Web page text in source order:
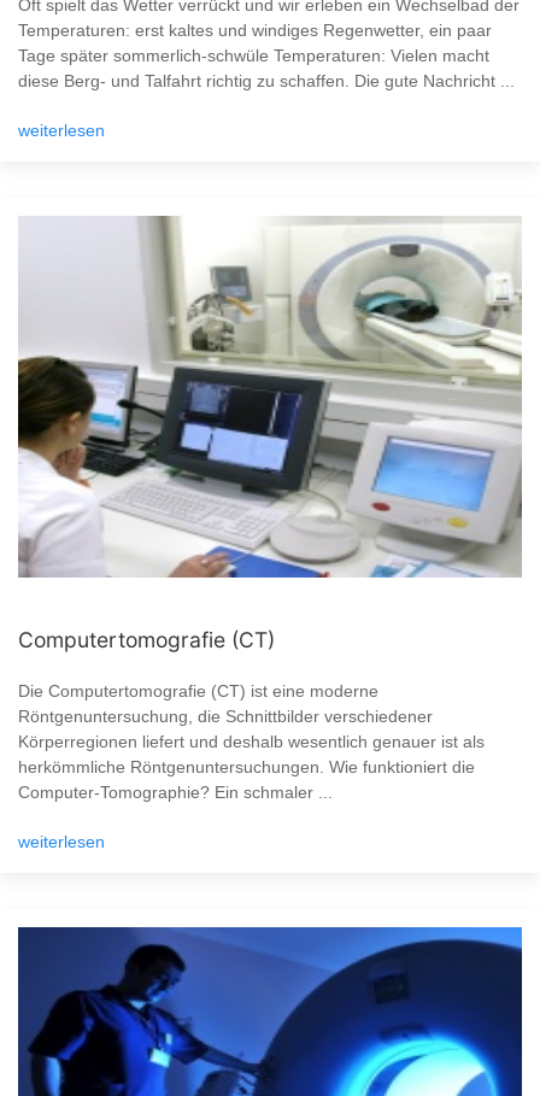
Oft spielt das Wetter verrückt und wir erleben ein Wechselbad der
Temperaturen: erst kaltes und windiges Regenwetter, ein paar
Tage später sommerlich-schwüle Temperaturen: Vielen macht
diese Berg- und Talfahrt richtig zu schaffen. Die gute Nachricht ...
weiterlesen
Computertomografie (CT)
Die Computertomografie (CT) ist eine moderne
Röntgenuntersuchung, die Schnittbilder verschiedener
Körperregionen liefert und deshalb wesentlich genauer ist als
herkömmliche Röntgenuntersuchungen. Wie funktioniert die
Computer-Tomographie? Ein schmaler ...
weiterlesen